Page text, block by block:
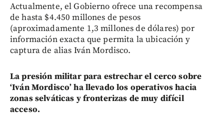
Actualmente, el Gobierno ofrece una recompensa
de hasta $4.450 millones de pesos
(aproximadamente 1,3 millones de dólares) por
información exacta que permita la ubicación y
captura de alias Iván Mordisco.
La presión militar para estrechar el cerco sobre
‘Iván Mordisco’ ha llevado los operativos hacia
zonas selváticas y fronterizas de muy difícil
acceso.